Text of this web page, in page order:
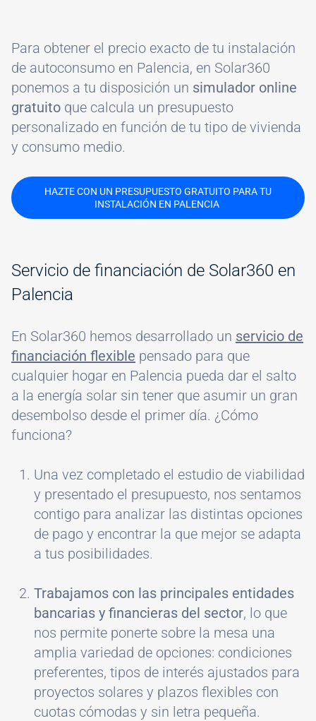
Para obtener el precio exacto de tu instalación
de autoconsumo en Palencia, en Solar360
ponemos a tu disposición un simulador online
gratuito que calcula un presupuesto
personalizado en función de tu tipo de vivienda
y consumo medio.
HAZTE CON UN PRESUPUESTO GRATUITO PARA TU
INSTALACIÓN EN PALENCIA
Servicio de financiación de Solar360 en
Palencia
En Solar360 hemos desarrollado un servicio de
financiación flexible pensado para que
cualquier hogar en Palencia pueda dar el salto
a la energía solar sin tener que asumir un gran
desembolso desde el primer día. ¿Cómo
funciona?
Una vez completado el estudio de viabilidad
y presentado el presupuesto, nos sentamos
contigo para analizar las distintas opciones
de pago y encontrar la que mejor se adapta
a tus posibilidades.
Trabajamos con las principales entidades
bancarias y financieras del sector, lo que
nos permite ponerte sobre la mesa una
amplia variedad de opciones: condiciones
preferentes, tipos de interés ajustados para
proyectos solares y plazos flexibles con
cuotas cómodas y sin letra pequeña.